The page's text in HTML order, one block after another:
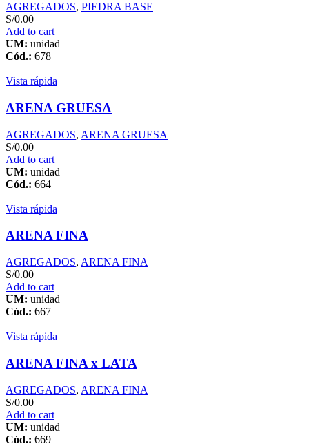
AGREGADOS, PIEDRA BASE
S/0.00
Add to cart
UM: unidad
Cód.: 678
Vista rápida
ARENA GRUESA
AGREGADOS, ARENA GRUESA
S/0.00
Add to cart
UM: unidad
Cód.: 664
Vista rápida
ARENA FINA
AGREGADOS, ARENA FINA
S/0.00
Add to cart
UM: unidad
Cód.: 667
Vista rápida
ARENA FINA x LATA
AGREGADOS, ARENA FINA
S/0.00
Add to cart
UM: unidad
Cód.: 669